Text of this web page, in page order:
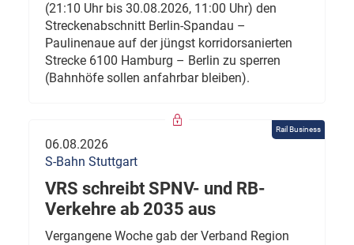
(21:10 Uhr bis 30.08.2026, 11:00 Uhr) den
Streckenabschnitt Berlin-Spandau –
Paulinenaue auf der jüngst korridorsanierten
Strecke 6100 Hamburg – Berlin zu sperren
(Bahnhöfe sollen anfahrbar bleiben).
Rail Business
06.08.2026
S-Bahn Stuttgart
VRS schreibt SPNV- und RB-
Verkehre ab 2035 aus
Vergangene Woche gab der Verband Region